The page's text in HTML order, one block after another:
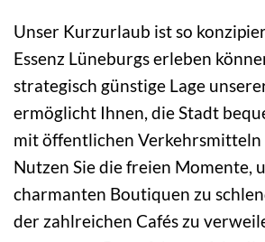
Unser Kurzurlaub ist so
Essenz Lüneburgs erleben
strategisch günstige Lage
ermöglicht Ihnen, die Stadt
mit öffentlichen Verkehrsmitteln
Nutzen Sie die freien Momente,
charmanten Boutiquen zu
der zahlreichen Cafés zu